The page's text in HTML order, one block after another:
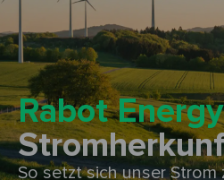
Rabot
So setzt sich unser Strom